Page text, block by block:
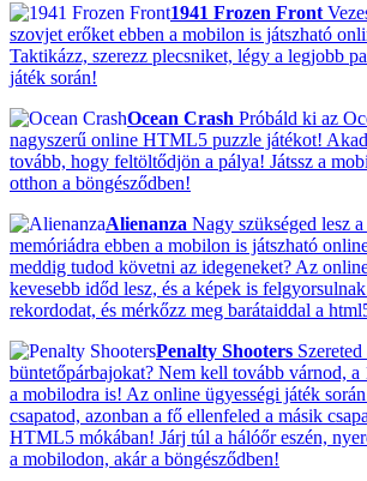
1941 Frozen Front
szovjet erőket ebben a mobilon is játszható
Taktikázz, szerezz plecsniket, légy a legjobb
játék során!
Ocean Crash Próbáld ki az
nagyszerű online HTML5 puzzle játékot!
tovább, hogy feltöltődjön a pálya! Játssz a
otthon a böngésződben!
Alienanza Nagy szükséged lesz
memóriádra ebben a mobilon is játszható
meddig tudod követni az idegeneket? Az
kevesebb időd lesz, és a képek is
rekordodat, és mérkőzz meg barátaiddal a
Penalty Shooters
büntetőpárbajokat? Nem kell tovább várnod, a
a mobilodra is! Az online ügyességi játék
csapatod, azonban a fő ellenfeled a másik
HTML5 mókában! Járj túl a hálóőr eszén,
a mobilodon, akár a böngésződben!